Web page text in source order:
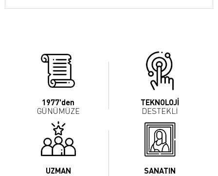
1977'den
GÜNÜMÜZE
TEKNOLOJİ
DESTEKLİ
UZMAN SANATIN